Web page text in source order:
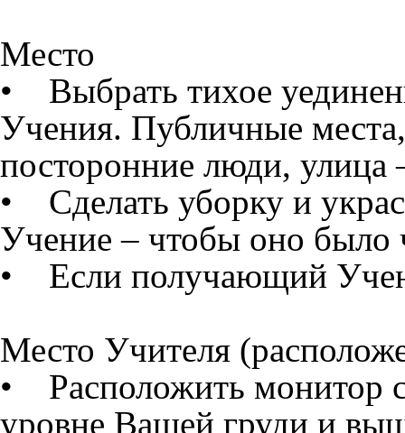
Место
• Выбрать тихое
Учения. Публичные
посторонние люди, улица
• Сделать уборку и
Учение – чтобы оно
• Если получающий
Место Учителя
• Расположить монитор
уровне Вашей груди и